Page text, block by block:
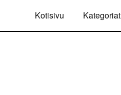
Kotisivu Kategoriat